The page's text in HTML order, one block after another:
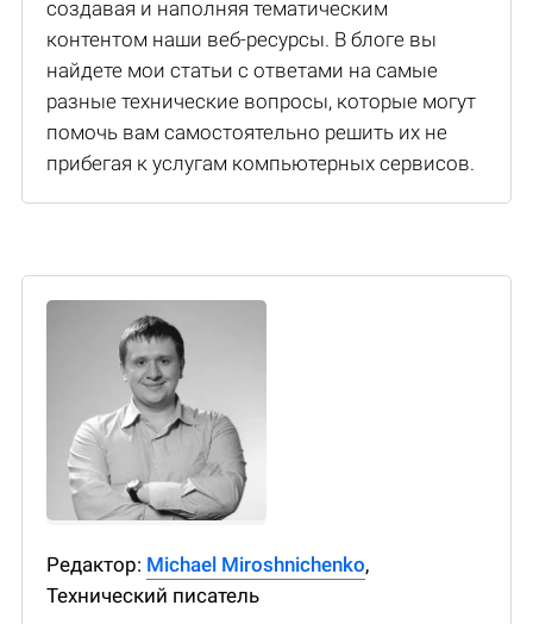
создавая и наполняя тематическим
контентом наши веб-ресурсы. В блоге вы
найдете мои статьи с ответами на самые
разные технические вопросы, которые могут
помочь вам самостоятельно решить их не
прибегая к услугам компьютерных сервисов.
Редактор: Michael Miroshnichenko,
Технический писатель